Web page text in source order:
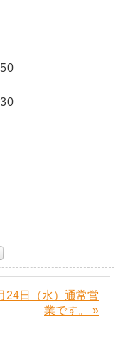
24日（水）通常営
業です。 »